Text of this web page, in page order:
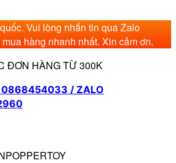
Vui lòng nhắn tin qua Zalo
hàng nhanh nhất. Xin cảm ơn.
ĐƠN HÀNG TỪ 300K
0868454033 / ZALO